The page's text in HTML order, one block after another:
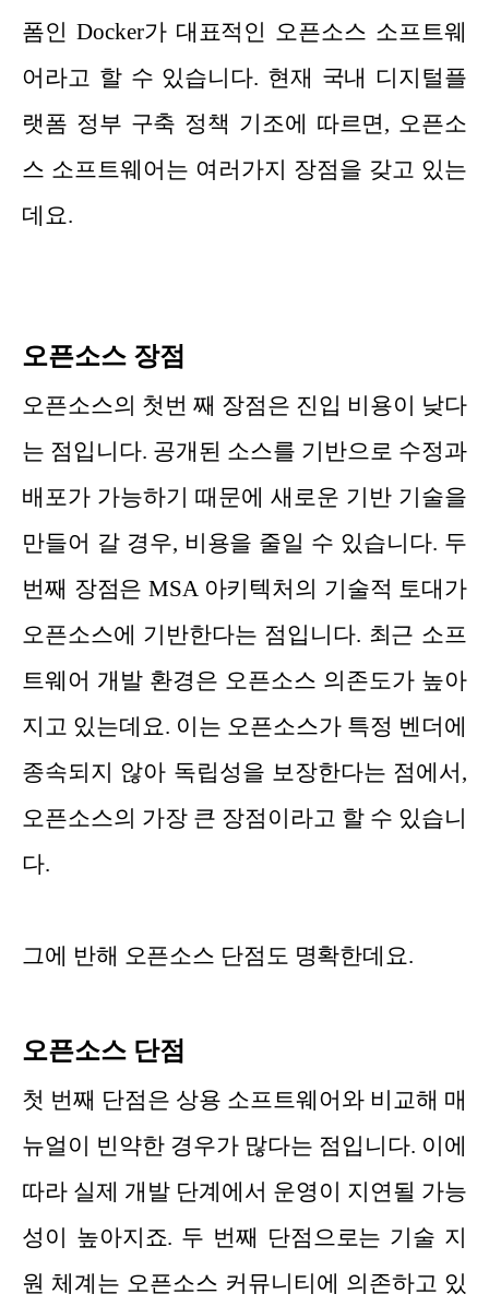
폼인 Docker가 대표적인 오픈소스 소프트웨
어라고 할 수 있습니다. 현재 국내 디지털플
랫폼 정부 구축 정책 기조에 따르면, 오픈소
스 소프트웨어는 여러가지 장점을 갖고 있는
데요.
오픈소스 장점
오픈소스의 첫번 째 장점은 진입 비용이 낮다
는 점입니다. 공개된 소스를 기반으로 수정과
배포가 가능하기 때문에 새로운 기반 기술을
만들어 갈 경우, 비용을 줄일 수 있습니다. 두
번째 장점은 MSA 아키텍처의 기술적 토대가
오픈소스에 기반한다는 점입니다. 최근 소프
트웨어 개발 환경은 오픈소스 의존도가 높아
지고 있는데요. 이는 오픈소스가 특정 벤더에
종속되지 않아 독립성을 보장한다는 점에서,
오픈소스의 가장 큰 장점이라고 할 수 있습니
다.
그에 반해 오픈소스 단점도 명확한데요.
오픈소스 단점
첫 번째 단점은 상용 소프트웨어와 비교해 매
뉴얼이 빈약한 경우가 많다는 점입니다. 이에
따라 실제 개발 단계에서 운영이 지연될 가능
성이 높아지죠. 두 번째 단점으로는 기술 지
원 체계는 오픈소스 커뮤니티에 의존하고 있